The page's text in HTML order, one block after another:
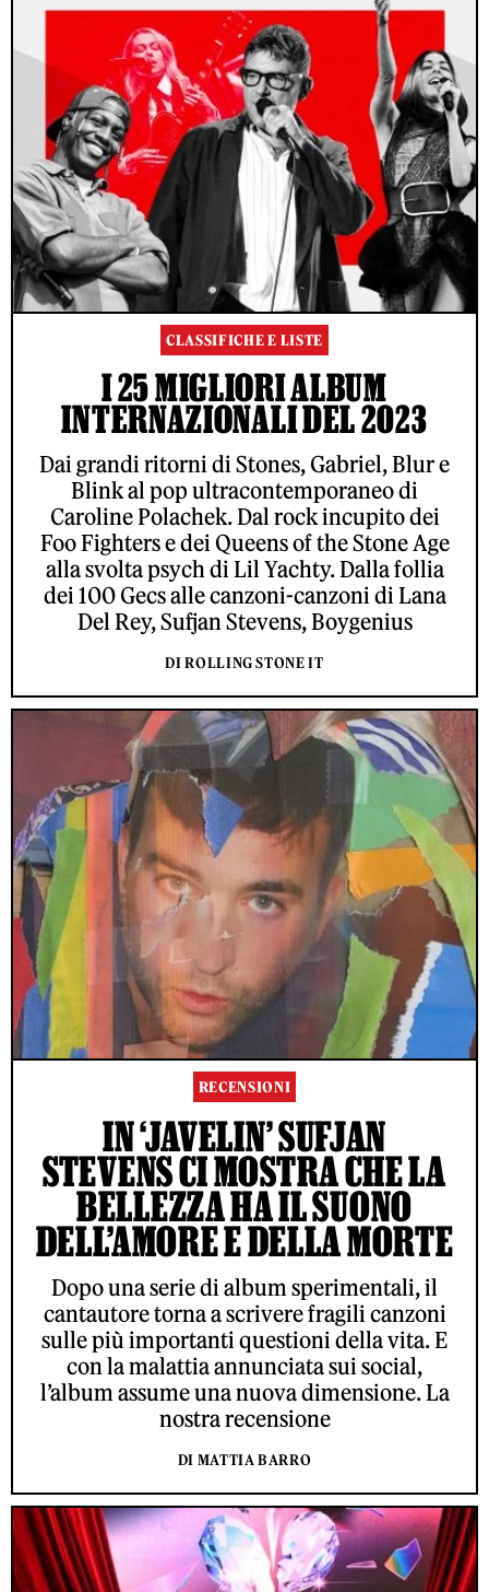
CLASSIFICHE E LISTE
I 25 MIGLIORI ALBUM
INTERNAZIONALI DEL 2023
Dai grandi ritorni di Stones, Gabriel, Blur e
Blink al pop ultracontemporaneo di
Caroline Polachek. Dal rock incupito dei
Foo Fighters e dei Queens of the Stone Age
alla svolta psych di Lil Yachty. Dalla follia
dei 100 Gecs alle canzoni-canzoni di Lana
Del Rey, Sufjan Stevens, Boygenius
DI ROLLING STONE IT
RECENSIONI
IN ‘JAVELIN’ SUFJAN
STEVENS CI MOSTRA CHE LA
BELLEZZA HA IL SUONO
DELL’AMORE E DELLA MORTE
Dopo una serie di album sperimentali, il
cantautore torna a scrivere fragili canzoni
sulle più importanti questioni della vita. E
con la malattia annunciata sui social,
l’album assume una nuova dimensione. La
nostra recensione
DI MATTIA BARRO